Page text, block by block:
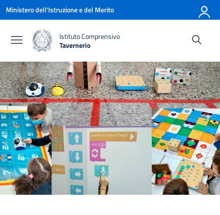
Vai ai contenuti
Vai al menu di navigazione
Vai al footer
Ministero dell'Istruzione e del Merito
Istituto Comprensivo
Tavernerio